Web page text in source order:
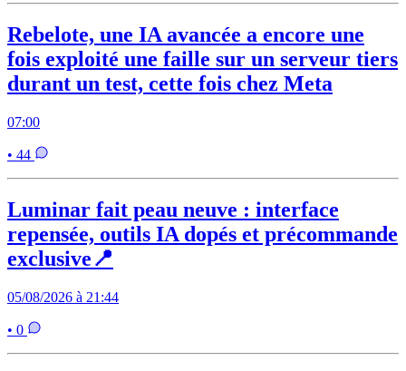
Rebelote, une IA avancée a encore une
fois exploité une faille sur un serveur tiers
durant un test, cette fois chez Meta
07:00
• 44
Luminar fait peau neuve : interface
repensée, outils IA dopés et précommande
exclusive📍
05/08/2026 à 21:44
• 0